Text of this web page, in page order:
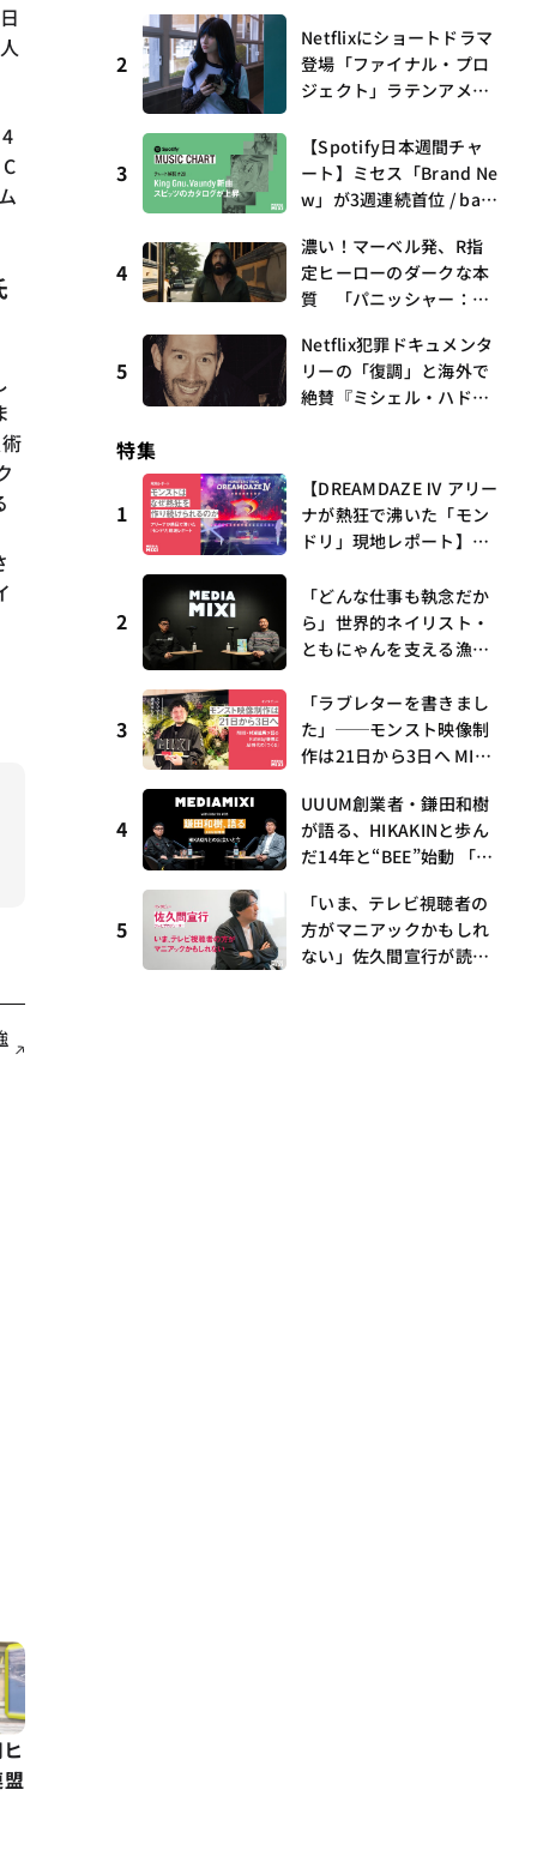
3】
2
Netflixにショートドラマ
登場「ファイナル・プロ
ジェクト」ラテンアメリ
第17回 観たいものが多
すぎる～稲垣貴俊の配信
時評
3
【Spotify日本週間チャ
ート】ミセス「Brand Ne
w」が3週連続首位 / bac
曲、King Gnu新曲「GO
GHOST」が初登場〜集計
期間：2026年7/24〜7/30
4
濃い！マーベル発、R指
定ヒーローのダークな本
質 「パニッシャー：ワ
載第6回 観たいものが
多すぎる～稲垣貴俊の配
信時評
5
Netflix犯罪ドキュメンタ
リーの「復調」と海外で
絶賛『ミシェル・ハドリ
すぎる～稲垣貴俊の配信
時評
特集
1
【DREAMDAZE Ⅳ アリー
ナが熱狂で沸いた「モン
ドリ」現地レポート】モ
続けられるのか？コラボ
初の“真獣神化”やDJ KO
O、てつや、兎田ぺこ
も集結
2
「どんな仕事も執念だか
ら」世界的ネイリスト・
ともにゃんを支える漁師
I with interfm #5
3
「ラブレターを書きまし
た」──モンスト映像制
作は21日から3日へ MIX
ay提携とAI時代の“つく
る”
4
UUUM創業者・鎌田和樹
が語る、HIKAKINと歩ん
だ14年と“BEE”始動 「O
——MEDIAMIXI with inte
rfm #3
5
「いま、テレビ視聴者の
方がマニアックかもしれ
ない」佐久間宣行が読み